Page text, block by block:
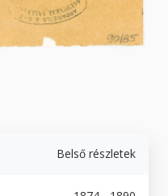
Belső részletek